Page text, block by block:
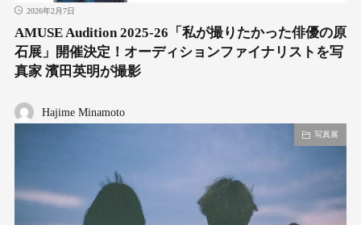
2026年2月7日
AMUSE Audition 2025-26「私が撮りたかった俳優の原
石展」開催決定！オーディションファイナリストを写
真家 濱田英明が撮影
Hajime Minamoto
写真展